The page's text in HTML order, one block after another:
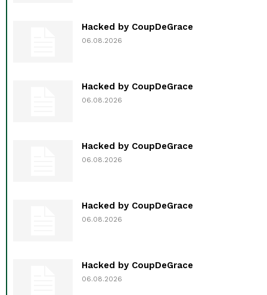
Hacked by CoupDeGrace
06.08.2026
Hacked by CoupDeGrace
06.08.2026
Hacked by CoupDeGrace
06.08.2026
Hacked by CoupDeGrace
06.08.2026
Hacked by CoupDeGrace
06.08.2026